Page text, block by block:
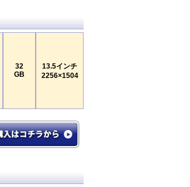
32
GB
13.5インチ
2256×1504